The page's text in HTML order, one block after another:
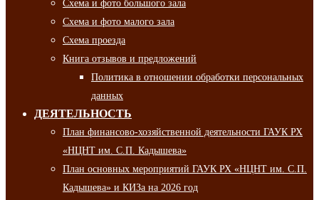
Схема и фото большого зала
Схема и фото малого зала
Схема проезда
Книга отзывов и предложений
Политика в отношении обработки персональных
данных
ДЕЯТЕЛЬНОСТЬ
План финансово-хозяйственной деятельности ГАУК РХ
«НЦНТ им. С.П. Кадышева»
План основных мероприятий ГАУК РХ «НЦНТ им. С.П.
Кадышева» и КИЗа на 2026 год